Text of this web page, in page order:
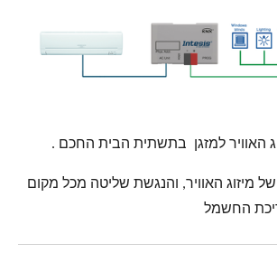
האוויר למזגן בתשתית הבית החכם .
מיזוג האוויר, והנגשת שליטה מכל מקום
החשמל